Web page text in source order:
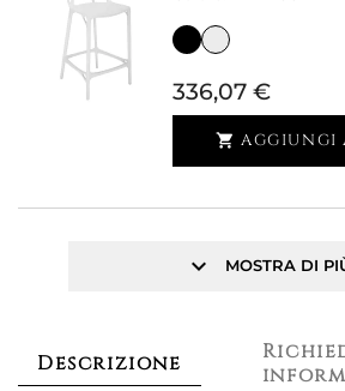
336,07 €
 AGGIUNGI
keyboard_arrow_down MOSTRA DI
Descrizione